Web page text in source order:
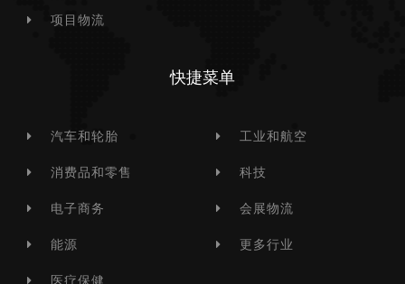
项目物流
快捷菜单
汽车和轮胎
消费品和零售
电子商务
能源
医疗保健
工业和航空
科技
会展物流
更多行业